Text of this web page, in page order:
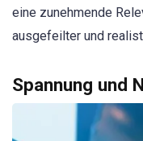
eine zunehmende
ausgefeilter und
Spannung und